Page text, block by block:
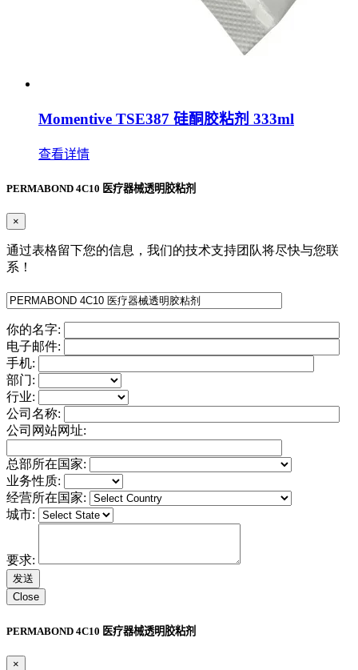
Momentive TSE387 硅酮胶粘剂 333ml
查看详情
PERMABOND 4C10 医疗器械透明胶粘剂
×
通过表格留下您的信息，我们的技术支持团队将尽快与您联
系！
你的名字:
电子邮件:
手机:
部门:
行业:
公司名称:
公司网站网址:
总部所在国家:
业务性质:
经营所在国家:
城市:
要求:
Close
PERMABOND 4C10 医疗器械透明胶粘剂
×